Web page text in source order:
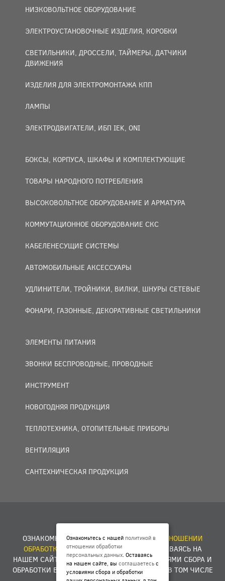
НИЗКОВОЛЬТНОЕ ОБОРУДОВАНИЕ
ЭЛЕКТРОУСТАНОВОЧНЫЕ ИЗДЕЛИЯ, КОРОБКИ
СВЕТИЛЬНИКИ, ДРОССЕЛИ, ТАЙМЕРЫ, ДАТЧИКИ
ДВИЖЕНИЯ
ИЗДЕЛИЯ ДЛЯ ЭЛЕКТРОМОНТАЖА КПП
ЛАМПЫ
ЭЛЕКТРОДВИГАТЕЛИ, ИБП IEK, ONI
БОКСЫ, КОРПУСА, ШКАФЫ И КОМПЛЕКТУЮЩИЕ
ТОВАРЫ НАРОДНОГО ПОТРЕБЛЕНИЯ
ВЫСОКОВОЛЬТНОЕ ОБОРУДОВАНИЕ И АРМАТУРА
КОММУТАЦИОННОЕ ОБОРУДОВАНИЕ СКС
КАБЕЛЕНЕСУЩИЕ СИСТЕМЫ
АВТОМОБИЛЬНЫЕ АКСЕССУАРЫ
УДЛИНИТЕЛИ, ТРОЙНИКИ, ВИЛКИ, ШНУРЫ СЕТЕВЫЕ
ФОНАРИ, ГАЗОННЫЕ, ДЕКОРАТИВНЫЕ СВЕТИЛЬНИКИ
ЭЛЕМЕНТЫ ПИТАНИЯ
ЗВОНКИ БЕСПРОВОДНЫЕ, ПРОВОДНЫЕ
ИНСТРУМЕНТ
НОВОГОДНЯЯ ПРОДУКЦИЯ
ТЕПЛОТЕХНИКА, ОТОПИТЕЛЬНЫЕ ПРИБОРЫ
ВЕНТИЛЯЦИЯ
САНТЕХНИЧЕСКАЯ ПРОДУКЦИЯ
ОЗНАКОМЬТЕСЬ С НАШЕЙПОЛИТИКОЙ В ОТНОШЕНИИ
ОБРАБОТКИ ПЕРСОНАЛЬНЫХ ДАННЫХ
. ОСТАВАЯСЬ НА
НАШЕМ САЙТЕ, ВЫСОГЛАШАЕТЕСЬС УСЛОВИЯМИ СБОРА И
ОБРАБОТКИ ВАШИХ ПЕРСОНАЛЬНЫХ ДАННЫХ, В ТОМ ЧИСЛЕ
Ознакомьтесь с нашей политикой в
отношении обработки
персональных данных. Оставаясь
на нашем сайте, вы соглашаетесь с
условиями сбора и обработки